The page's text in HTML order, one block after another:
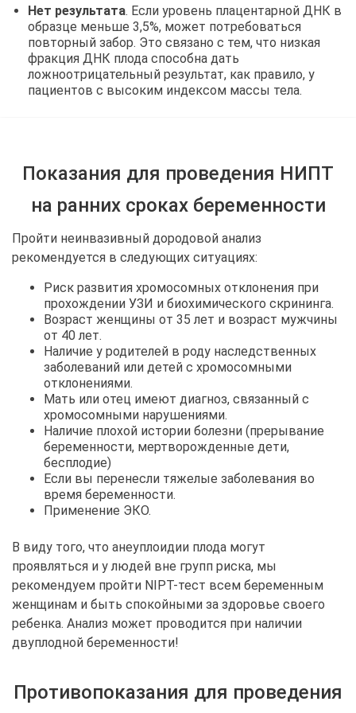
Нет результата. Если уровень плацентарной ДНК в
образце меньше 3,5%, может потребоваться
повторный забор. Это связано с тем, что низкая
фракция ДНК плода способна дать
ложноотрицательный результат, как правило, у
пациентов с высоким индексом массы тела.
Показания для проведения НИПТ
на ранних сроках беременности
Пройти неинвазивный дородовой анализ
рекомендуется в следующих ситуациях:
Риск развития хромосомных отклонения при
прохождении УЗИ и биохимического скрининга.
Возраст женщины от 35 лет и возраст мужчины
от 40 лет.
Наличие у родителей в роду наследственных
заболеваний или детей с хромосомными
отклонениями.
Мать или отец имеют диагноз, связанный с
хромосомными нарушениями.
Наличие плохой истории болезни (прерывание
беременности, мертворожденные дети,
бесплодие)
Если вы перенесли тяжелые заболевания во
время беременности.
Применение ЭКО.
В виду того, что анеуплоидии плода могут
проявляться и у людей вне групп риска, мы
рекомендуем пройти NIPT-тест всем беременным
женщинам и быть спокойными за здоровье своего
ребенка. Анализ может проводится при наличии
двуплодной беременности!
Противопоказания для проведения